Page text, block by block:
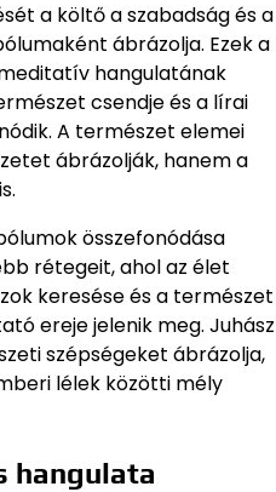
a költő a szabadság és a
ábrázolja. Ezek a
hangulatának
csendje és a lírai
A természet elemei
ábrázolják, hanem a
összefonódása
rétegeit, ahol az élet
keresése és a természet
ereje jelenik meg. Juhász
szépségeket ábrázolja,
lélek közötti mély
hangulata